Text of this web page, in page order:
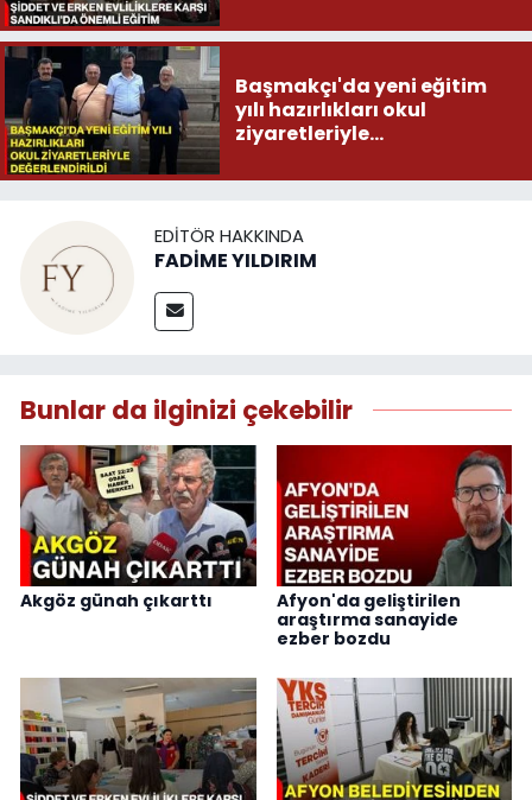
Başmakçı'da yeni eğitim
yılı hazırlıkları okul
ziyaretleriyle
EDITÖR HAKKINDA
FADİME YILDIRIM
Bunlar da ilginizi çekebilir
Akgöz günah çıkarttı
Afyon'da geliştirilen
araştırma sanayide
ezber bozdu